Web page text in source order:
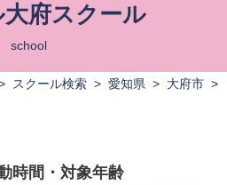
府スクール
school
スクール検索 > 愛知県 > 大府市 >
時間・対象年齢